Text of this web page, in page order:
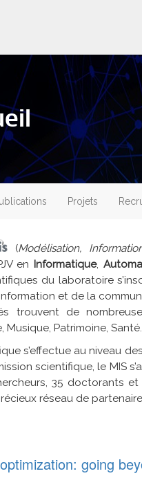
Projets
(Modélisation,
en Informatique,
du laboratoire
et de la
trouvent de
Musique, Patrimoine,
s’effectue au niveau
scientifique, le MIS
35 doctorants
réseau de
going